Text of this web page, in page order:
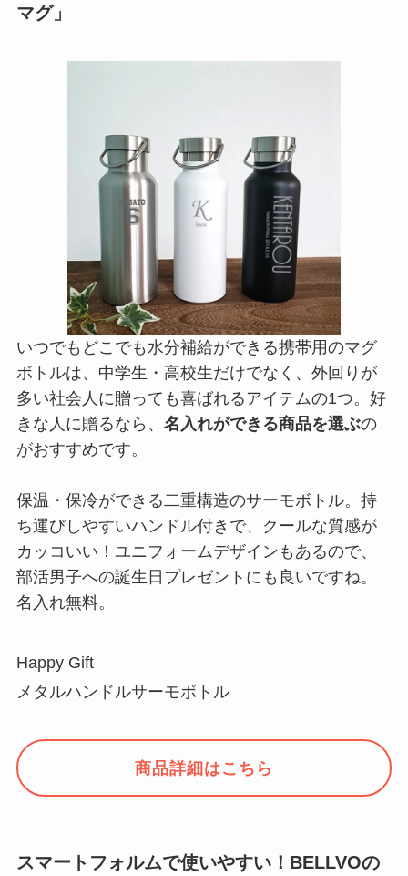
マグ」
いつでもどこでも水分補給ができる携帯用のマグ
ボトルは、中学生・高校生だけでなく、外回りが
多い社会人に贈っても喜ばれるアイテムの1つ。好
きな人に贈るなら、 名入れができる商品を選ぶの
がおすすめです。
保温・保冷ができる二重構造のサーモボトル。持
ち運びしやすいハンドル付きで、クールな質感が
カッコいい！ユニフォームデザインもあるので、
部活男子への誕生日プレゼントにも良いですね。
名入れ無料。
Happy Gift
メタルハンドルサーモボトル
商品詳細はこちら
スマートフォルムで使いやすい！BELLVOの